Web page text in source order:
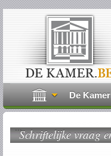
De
...Schriftelijke vraag